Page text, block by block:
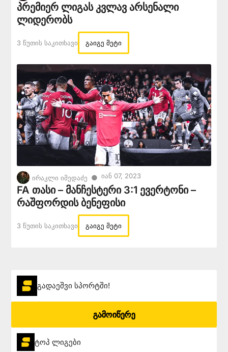
პრემიერ ლიგას კვლავ არსენალი
ლიდერობს
3 Წუთის Საკითხავი გაიგე მეტი
ირაკლი იმედაძე ● Იან 07, 2023
FA თასი – მანჩესტერი 3:1 ევერტონი –
რაშფორდის ბენეფისი
3 Წუთის Საკითხავი გაიგე მეტი
გადაეშვი სპორტში!
გამოიწერე
ტოპ ლიგები